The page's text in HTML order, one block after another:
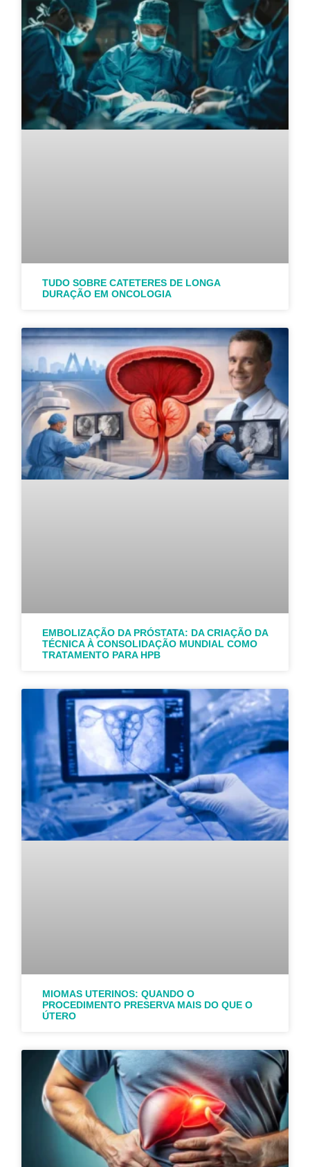
TUDO SOBRE CATETERES DE LONGA
DURAÇÃO EM ONCOLOGIA
EMBOLIZAÇÃO DA PRÓSTATA: DA CRIAÇÃO DA
TÉCNICA À CONSOLIDAÇÃO MUNDIAL COMO
TRATAMENTO PARA HPB
MIOMAS UTERINOS: QUANDO O
PROCEDIMENTO PRESERVA MAIS DO QUE O
ÚTERO